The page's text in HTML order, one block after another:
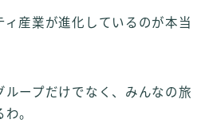
産業が進化しているのが本当
ループだけでなく、みんなの旅
。